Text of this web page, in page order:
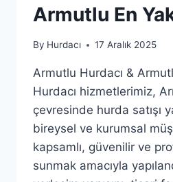
Armutlu En
By Hurdacı 17 Aralık 2025
Armutlu Hurdacı &
Hurdacı hizmetlerimiz,
çevresinde hurda satışı
bireysel ve kurumsal
kapsamlı, güvenilir ve
sunmak amacıyla